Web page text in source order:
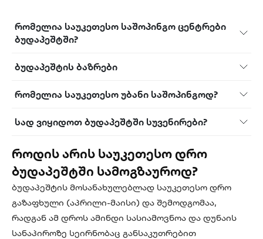
რომელია საუკეთესო საშოპინგო ცენტრები
ბუდაპეშტში?
ბუდაპეშტის ბაზრები
რომელია საუკეთესო უბანი საშოპინგოდ?
სად ვიყიდოთ ბუდაპეშტში სუვენირები?
როდის არის საუკეთესო დრო
ბუდაპეშტში სამოგზაუროდ?
ბუდაპეშტის მოსანახულებლად საუკეთესო დრო
გაზაფხული (აპრილი-მაისი) და შემოდგომაა,
რადგან ამ დროს ამინდი სასიამოვნოა და დუნაის
სანაპიროზე სეირნობაც განსაკუთრებით